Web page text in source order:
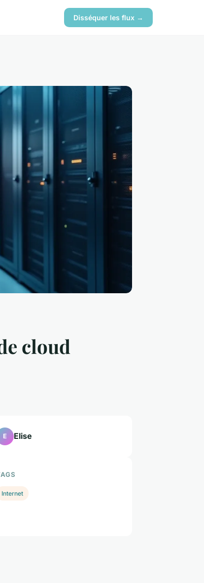
Disséquer les flux →
cloud
E Elise
Internet